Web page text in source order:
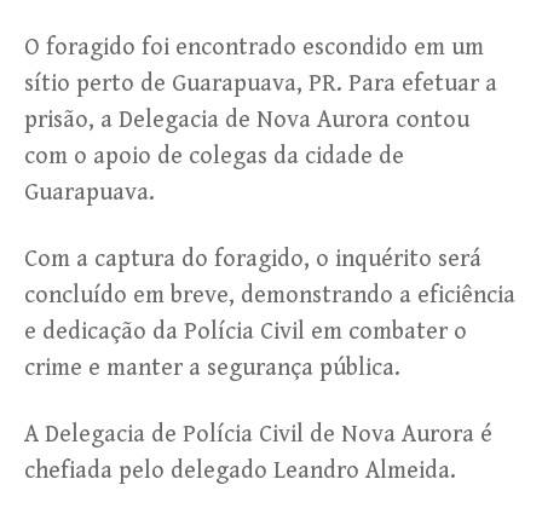
O foragido foi encontrado escondido em um
sítio perto de Guarapuava, PR. Para efetuar a
prisão, a Delegacia de Nova Aurora contou
com o apoio de colegas da cidade de
Guarapuava.
Com a captura do foragido, o inquérito será
concluído em breve, demonstrando a eficiência
e dedicação da Polícia Civil em combater o
crime e manter a segurança pública.
A Delegacia de Polícia Civil de Nova Aurora é
chefiada pelo delegado Leandro Almeida.